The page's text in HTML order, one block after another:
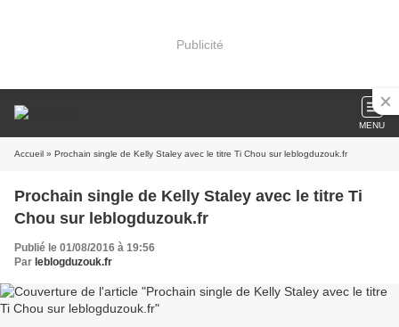
Publicité
MENU
Accueil » Prochain single de Kelly Staley avec le titre Ti Chou sur leblogduzouk.fr
Prochain single de Kelly Staley avec le titre Ti
Chou sur leblogduzouk.fr
Publié le 01/08/2016 à 19:56
Par leblogduzouk.fr